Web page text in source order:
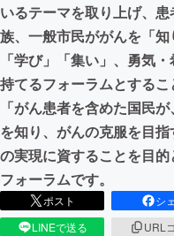
CAMPFIRE for
CAMPFIREふるさ
いるテーマを取り上げ、患
族、一般市民ががんを「知
「学び」「集い」、勇気
持てるフォーラムとするこ
「がん患者を含めた国民
を知り、がんの克服を目指
の実現に資することを目的
フォーラムです。
ポスト
シ
LINEで送る
URL